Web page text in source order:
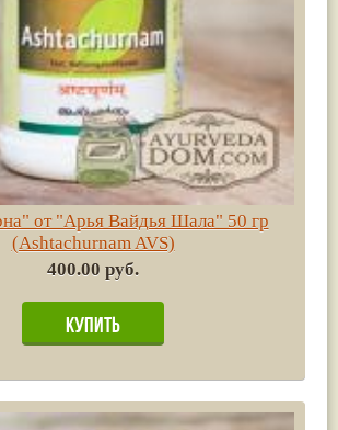
от "Арья Вайдья Шала" 50 гр
(Ashtachurnam AVS)
400.00 руб.